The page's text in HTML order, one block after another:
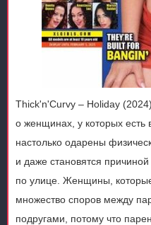
Thick'n'Curvy – Holiday
о женщинах, у которых
настолько одарены
и даже становятся
по улице. Женщины,
множество споров между
подругами, потому что